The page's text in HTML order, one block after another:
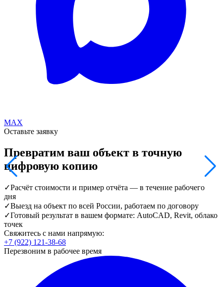
MAX
Оставьте заявку
Превратим ваш объект в точную
цифровую копию
✓Расчёт стоимости и пример отчёта — в течение рабочего
дня
✓Выезд на объект по всей России, работаем по договору
✓Готовый результат в вашем формате: AutoCAD, Revit, облако
точек
Свяжитесь с нами напрямую:
+7 (922) 121-38-68
Перезвоним в рабочее время